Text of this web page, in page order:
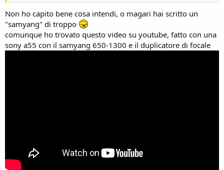
Non ho capito bene cosa intendi, o magari hai scritto un
"samyang" di troppo
comunque ho trovato questo video su youtube, fatto con una
sony a55 con il samyang 650-1300 e il duplicatore di focale